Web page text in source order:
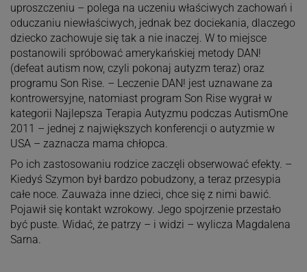
uproszczeniu – polega na uczeniu właściwych zachowań i
oduczaniu niewłaściwych, jednak bez dociekania, dlaczego
dziecko zachowuje się tak a nie inaczej. W to miejsce
postanowili spróbować amerykańskiej metody DAN!
(defeat autism now, czyli pokonaj autyzm teraz) oraz
programu Son Rise. – Leczenie DAN! jest uznawane za
kontrowersyjne, natomiast program Son Rise wygrał w
kategorii Najlepsza Terapia Autyzmu podczas AutismOne
2011 – jednej z największych konferencji o autyzmie w
USA – zaznacza mama chłopca.
Po ich zastosowaniu rodzice zaczęli obserwować efekty. –
Kiedyś Szymon był bardzo pobudzony, a teraz przesypia
całe noce. Zauważa inne dzieci, chce się z nimi bawić.
Pojawił się kontakt wzrokowy. Jego spojrzenie przestało
być puste. Widać, że patrzy – i widzi – wylicza Magdalena
Sarna.